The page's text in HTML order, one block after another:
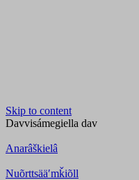
Skip to content
Davvisámegiella dav
Anarâškielâ
Nuõrttsääʹmǩiõll